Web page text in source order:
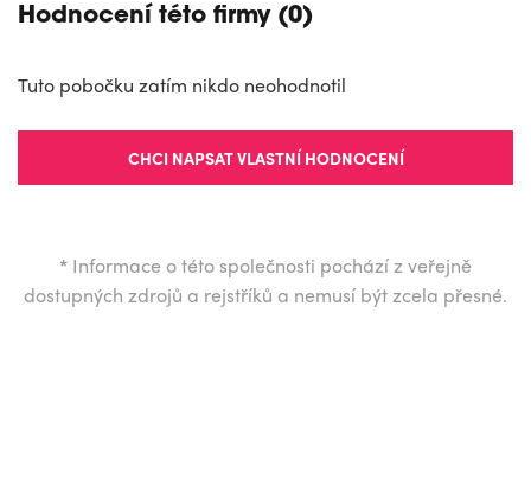
Hodnocení této firmy (0)
Tuto pobočku zatím nikdo neohodnotil
CHCI NAPSAT VLASTNÍ HODNOCENÍ
* Informace o této společnosti pochází z veřejně
dostupných zdrojů a rejstříků a nemusí být zcela přesné.